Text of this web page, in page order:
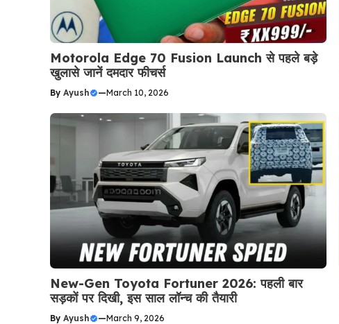
Motorola Edge 70 Fusion Launch से पहले बड़े
खुलासे जानें दमदार फीचर्स
By Ayush —March 10, 2026
New-Gen Toyota Fortuner 2026: पहली बार
सड़कों पर दिखी, इस साल लॉन्च की तैयारी
By Ayush —March 9, 2026